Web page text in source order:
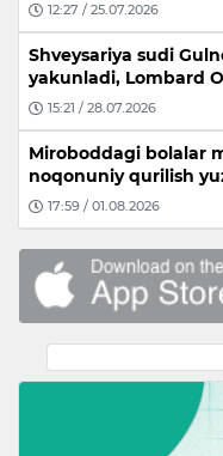
12:27 / 25.07.2026
Shveysariya sudi
yakunladi, Lombard
15:21 / 28.07.2026
Miroboddagi bolalar
noqonuniy qurilish
17:59 / 01.08.2026